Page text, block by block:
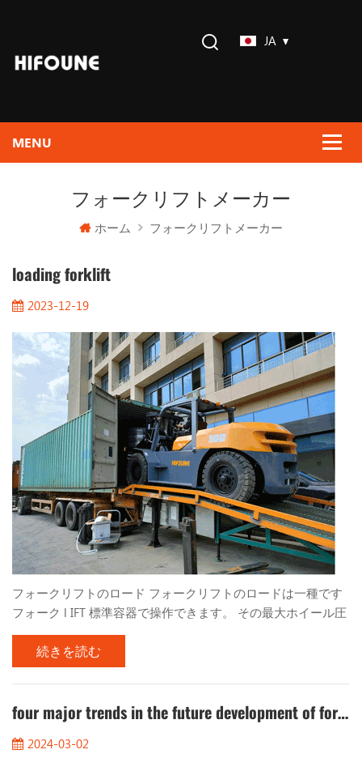
JA
フォークリフトメーカー
ホーム フォークリフトメーカー
loading forklift
2023-12-19
フォークリフトのロード フォークリフトのロードは一種です
フォーク l IFT 標準容器で操作できます。 その最大ホイール圧
力は、標準のコンテナボトムプレートの許容ホイール圧力値
よりも少なく、港のターミナルやその他の場所での操作に適
したコンテナ内で安全に操作できます。中国の最初のコンテ
ナオペレーションフォークリフトは1985年に成功裏に開発さ
れ、技術的評価に合格し、1988年に公式に生産に導入されま
特性があります。 1。形状の高さ コンテナ積載操作用のフォ
続きを読む
four major trends in the future development of forklifts
2024-03-02